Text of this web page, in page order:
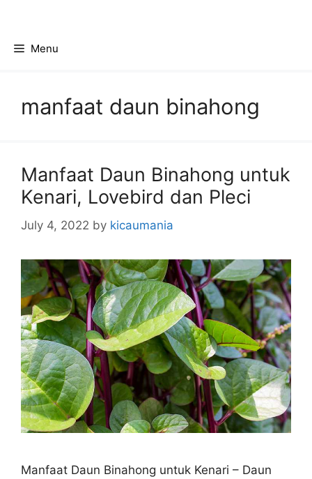
contentMenu
manfaat daun binahong
Manfaat Daun Binahong untuk
Kenari, Lovebird dan Pleci
July 4, 2022 by kicaumania
Manfaat Daun Binahong untuk Kenari – Daun